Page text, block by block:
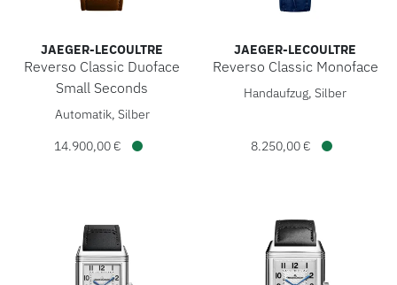
JAEGER-LECOULTRE
Reverso Classic Duoface
Small Seconds
Jaeger-LeCoultre Reverso Classic Duoface Small
Automatik, Silber
14.900,00 €
JAEGER-LECOULTRE
Reverso Classic Monoface
Jaeger-LeCoultre Reverso
Handaufzug, Silber
8.250,00 €